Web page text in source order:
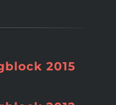
2015